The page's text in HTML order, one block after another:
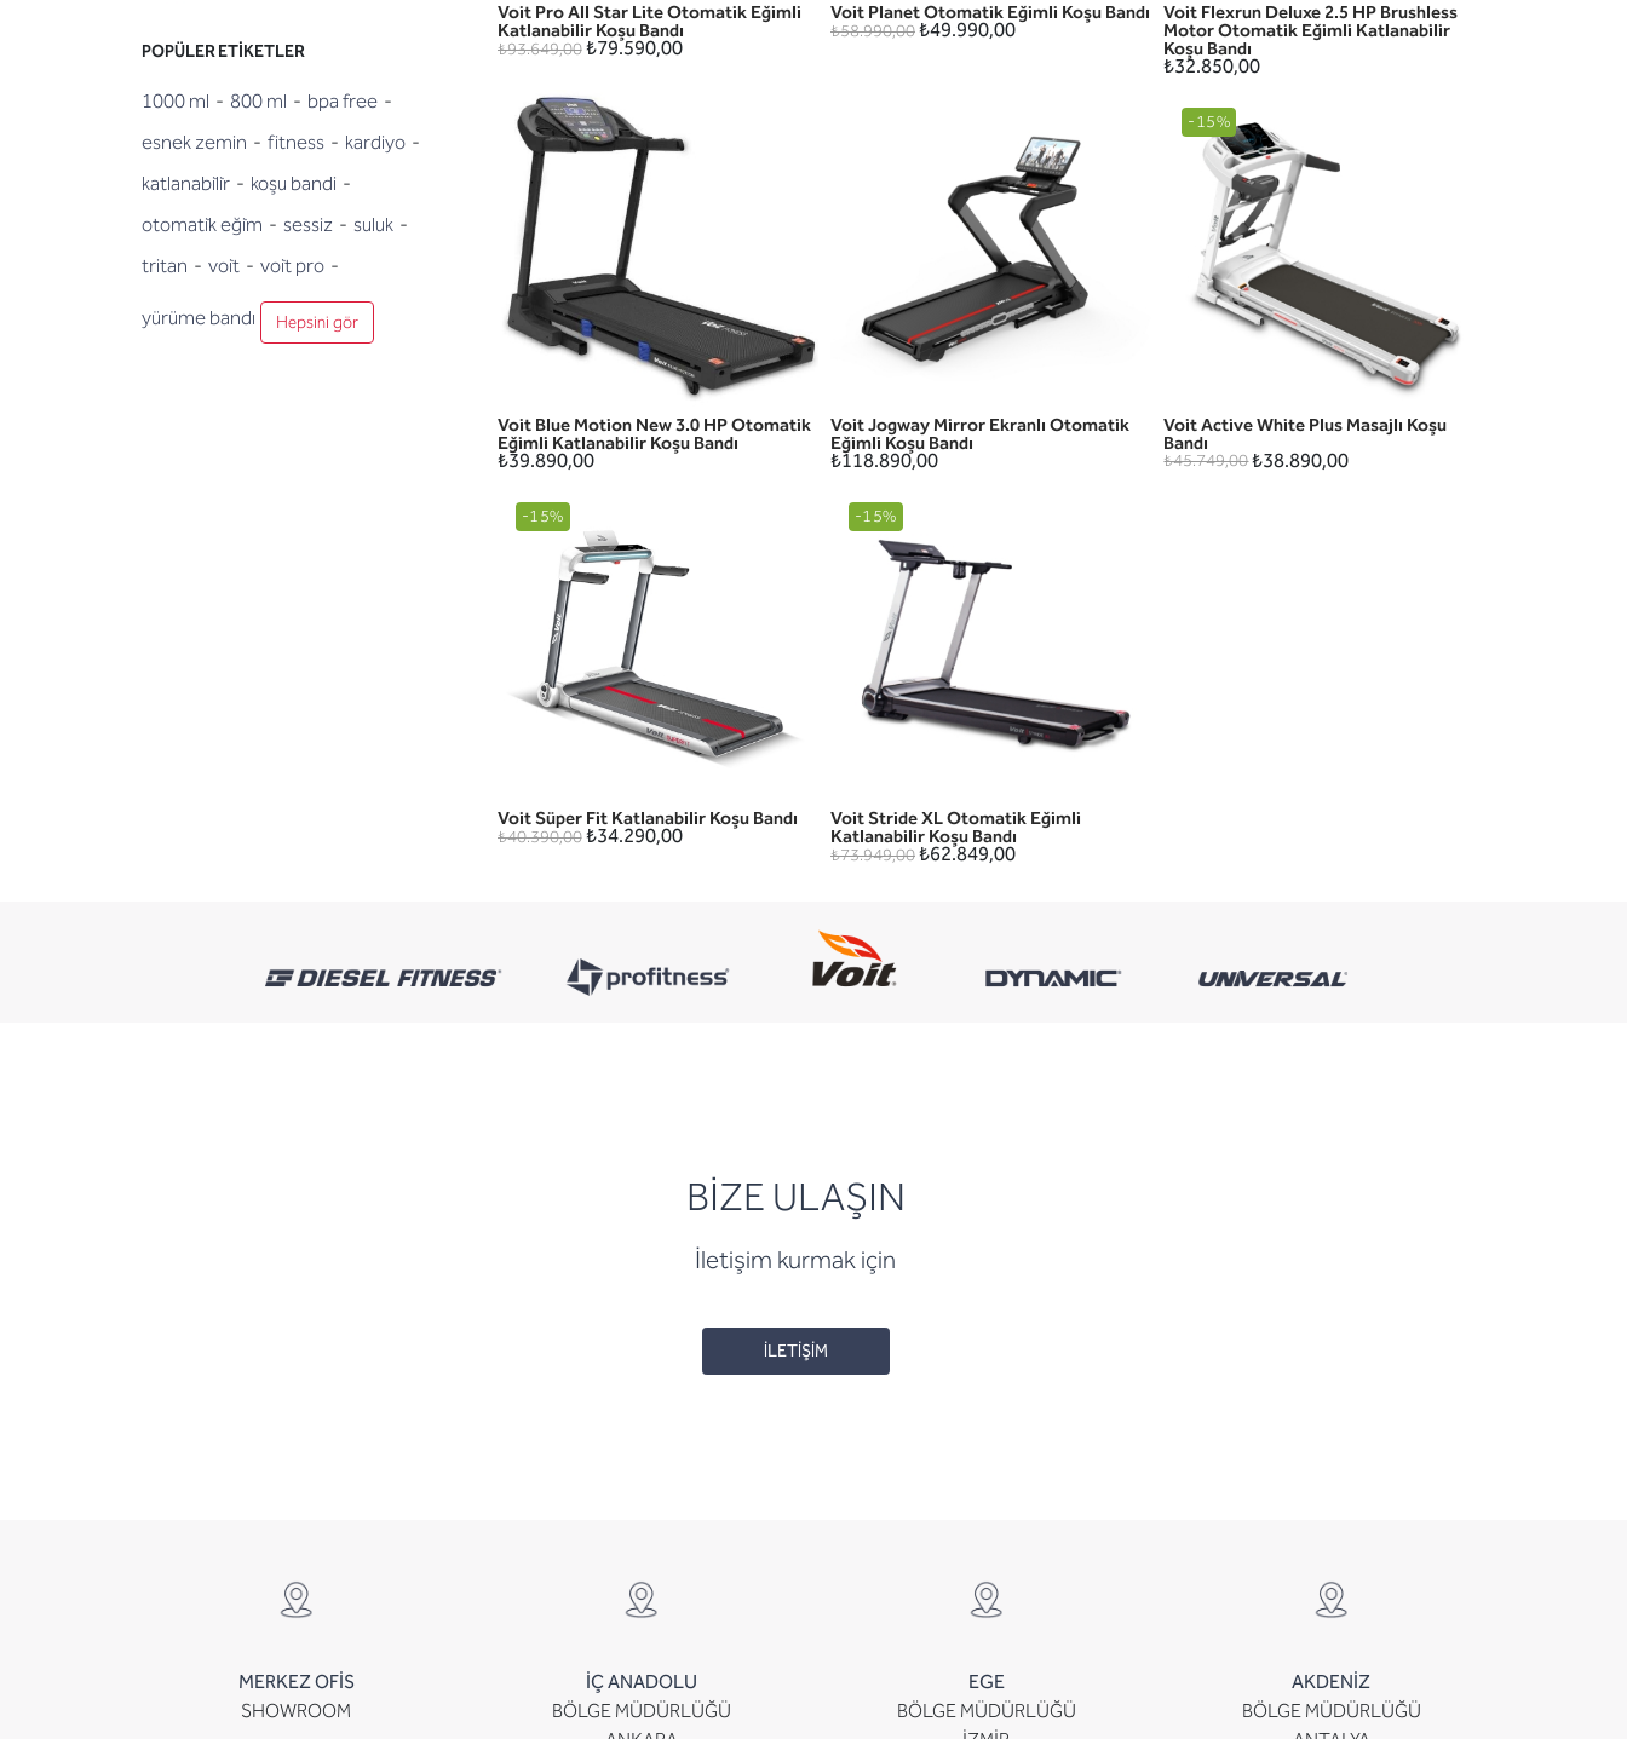
POPÜLER ETIKETLER
1000 ml - 800 ml - bpa free -
esnek zemin - fitness - kardiyo -
katlanabi̇li̇r - koşu bandi -
otomati̇k eği̇m - sessiz - suluk -
tritan - voi̇t - voi̇t pro -
yürüme bandı Hepsini gör
HIZLI GÖRÜNÜM
Voit Pro All Star Lite Otomatik Eğimli
Katlanabilir Koşu Bandı
₺93.649,00 ₺79.590,00
HIZLI GÖRÜNÜM
Voit Planet Otomatik Eğimli Koşu Bandı
₺58.990,00₺49.990,00 HIZLI GÖRÜNÜM
Voit Flexrun Deluxe 2.5 HP Brushless
Motor Otomatik Eğimli Katlanabilir
Koşu Bandı
₺32.850,00
HIZLI GÖRÜNÜM
Voit Blue Motion New 3.0 HP Otomatik
Eğimli Katlanabilir Koşu Bandı
₺39.890,00
HIZLI GÖRÜNÜM
Voit Jogway Mirror Ekranlı Otomatik
Eğimli Koşu Bandı
₺118.890,00
HIZLI GÖRÜNÜM
-15%
Voit Active White Plus Masajlı Koşu
Bandı
₺45.749,00₺38.890,00
HIZLI GÖRÜNÜM
-15%
Voit Süper Fit Katlanabilir Koşu Bandı
₺40.390,00 ₺34.290,00 HIZLI GÖRÜNÜM
-15%
Voit Stride XL Otomatik Eğimli
Katlanabilir Koşu Bandı
₺73.949,00₺62.849,00
BİZE ULAŞIN
İletişim kurmak için
İLETİŞİM
MERKEZ OFİS
SHOWROOM
İÇ ANADOLU
BÖLGE MÜDÜRLÜĞÜ
EGE
BÖLGE MÜDÜRLÜĞÜ
AKDENİZ
BÖLGE MÜDÜRLÜĞÜ